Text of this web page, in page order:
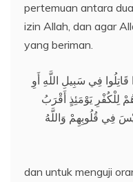
pertemuan antara
izin Allah, dan agar
yang beriman.
قَاتِلُوا فِي سَبِيلِ اللَّهِ أَوِ
هُمْ لِلْكُفْرِ يَوْمَئِذٍ أَقْرَبُ
فِي قُلُوبِهِمْ وَاللَّهُ
dan untuk menguji